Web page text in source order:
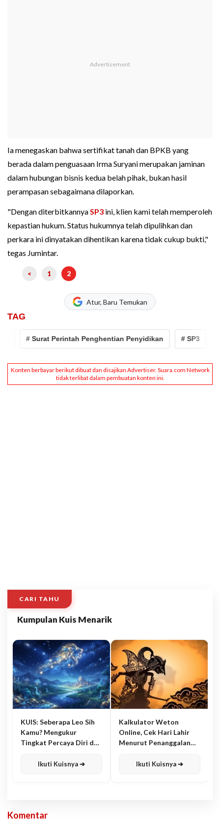
Ia menegaskan bahwa sertifikat tanah dan BPKB yang
berada dalam penguasaan Irma Suryani merupakan jaminan
dalam hubungan bisnis kedua belah pihak, bukan hasil
perampasan sebagaimana dilaporkan.
"Dengan diterbitkannyaSP3 ini, klien kami telah memperoleh
kepastian hukum. Status hukumnya telah dipulihkan dan
perkara ini dinyatakan dihentikan karena tidak cukup bukti,"
tegas Jumintar.
< 1 2
Atur, Baru Temukan
TAG
# Surat Perintah Penghentian Penyidikan # SP3
CARI TAHU
Kumpulan Kuis Menarik
KUIS: Seberapa Leo Sih
Kamu? Mengukur
Tingkat Percaya Diri dan
Ikuti Kuisnya ➔
Kalkulator Weton
Online, Cek Hari Lahir
Menurut Penanggalan
Ikuti Kuisnya ➔
Komentar